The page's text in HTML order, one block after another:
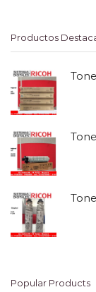
Productos
Popular Products